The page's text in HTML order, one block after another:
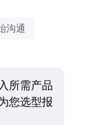
沟通
所需产品
您选型报